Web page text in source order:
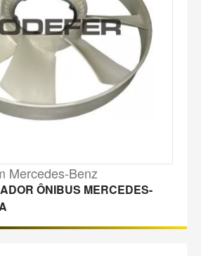
Mercedes-Benz
ÔNIBUS MERCEDES-